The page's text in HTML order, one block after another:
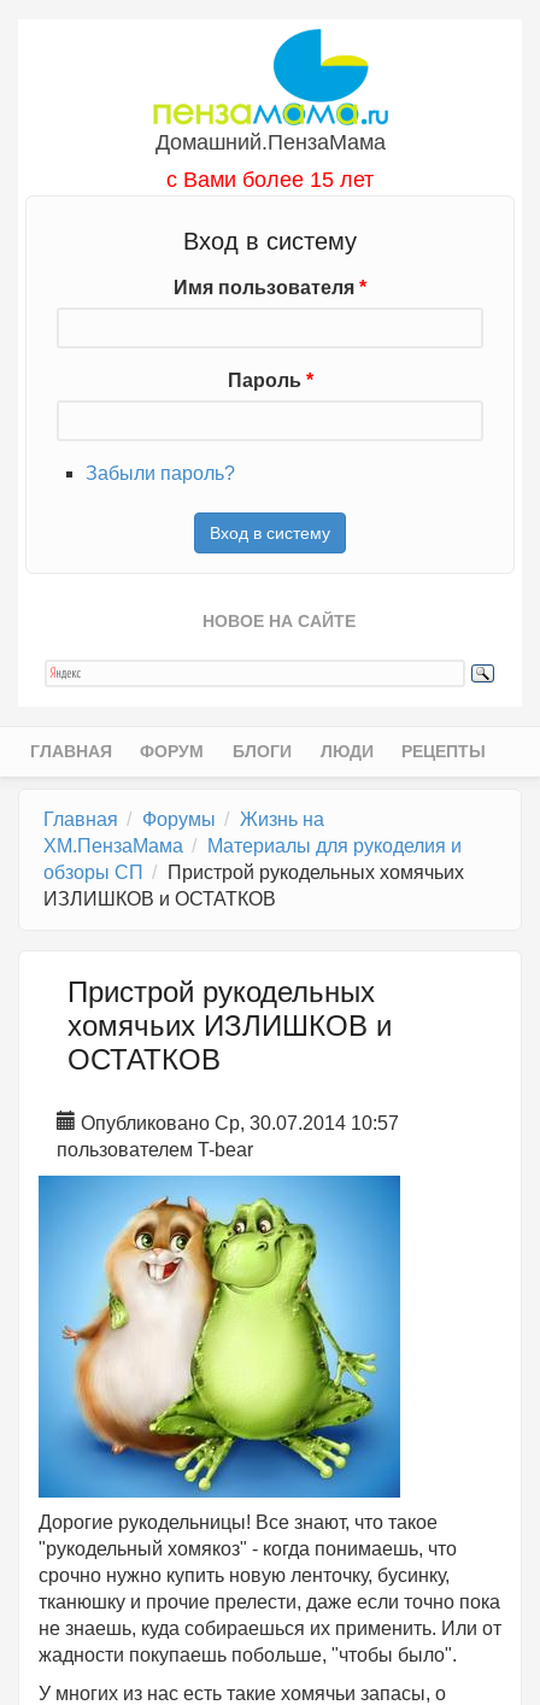
Домашний.ПензаМама
с Вами более 15 лет
Вход в систему
Имя пользователя *
Пароль *
Забыли пароль?
НОВОЕ НА САЙТЕ
Главное меню
ГЛАВНАЯ ФОРУМ БЛОГИ ЛЮДИ РЕЦЕПТЫ
Главная Форумы
Жизнь на
ХМ.ПензаМама
Материалы для рукоделия и
обзоры СП
Пристрой рукодельных хомячьих
ИЗЛИШКОВ и ОСТАТКОВ
Пристрой рукодельных
хомячьих ИЗЛИШКОВ и
ОСТАТКОВ
Опубликовано Ср, 30.07.2014 10:57
пользователем T-bear
Дорогие рукодельницы! Все знают, что такое
"рукодельный хомякоз" - когда понимаешь, что
срочно нужно купить новую ленточку, бусинку,
тканюшку и прочие прелести, даже если точно пока
не знаешь, куда собираешься их применить. Или от
жадности покупаешь побольше, "чтобы было".
У многих из нас есть такие хомячьи запасы, о